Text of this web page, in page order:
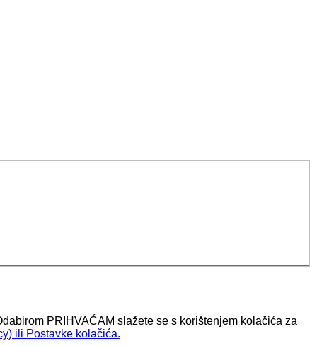
PRIHVAĆAM slažete se s korištenjem kolačića za
ili Postavke kolačića.